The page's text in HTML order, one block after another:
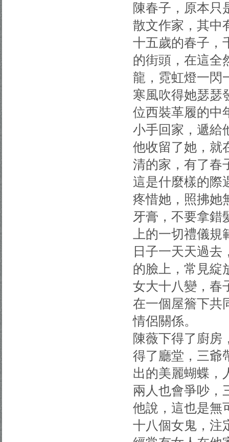
陳春子，原本只
散文作家，其
十五歲的春子，
的街頭，在這全
龍，霓虹燈一閃
寒風吹得她瑟瑟
位西裝革履的中
小手回家，遞給
他收留了她，就
清的家，有了春
這是什麼樣的際
疼惜她，照拂她
牙膏，不要拿錯
上的一切禮儀
日子一天天過去
的臉上，常見綻
女大十八變，春
在一個屋簷下共
情侶關係。
陳薇下得了廚房
得了廳堂，三爺
出的美麗蝴蝶，
兩人也會爭吵，
他說，這也是無
十八個女鬼，注